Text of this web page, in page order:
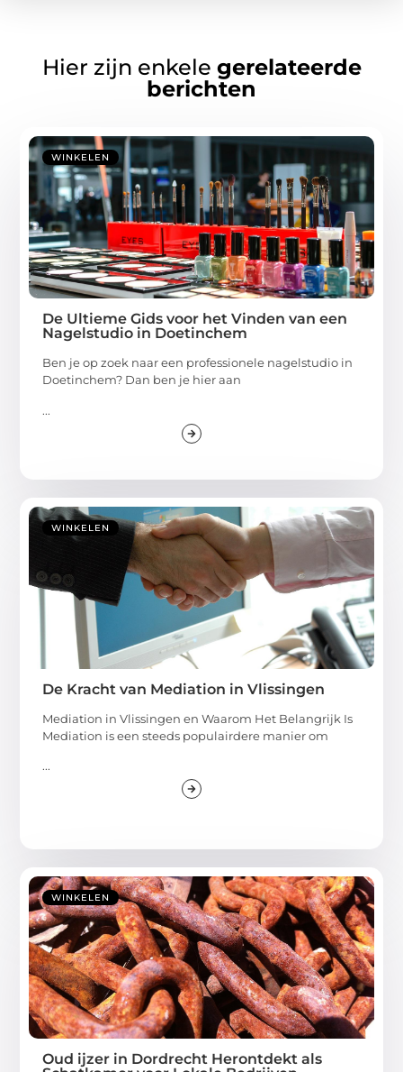
Hier zijn enkele gerelateerde
berichten
WINKELEN
De Ultieme Gids voor het Vinden van een
Nagelstudio in Doetinchem
Ben je op zoek naar een professionele nagelstudio in
Doetinchem? Dan ben je hier aan
...
WINKELEN
De Kracht van Mediation in Vlissingen
Mediation in Vlissingen en Waarom Het Belangrijk Is
Mediation is een steeds populairdere manier om
...
WINKELEN
Oud ijzer in Dordrecht Herontdekt als